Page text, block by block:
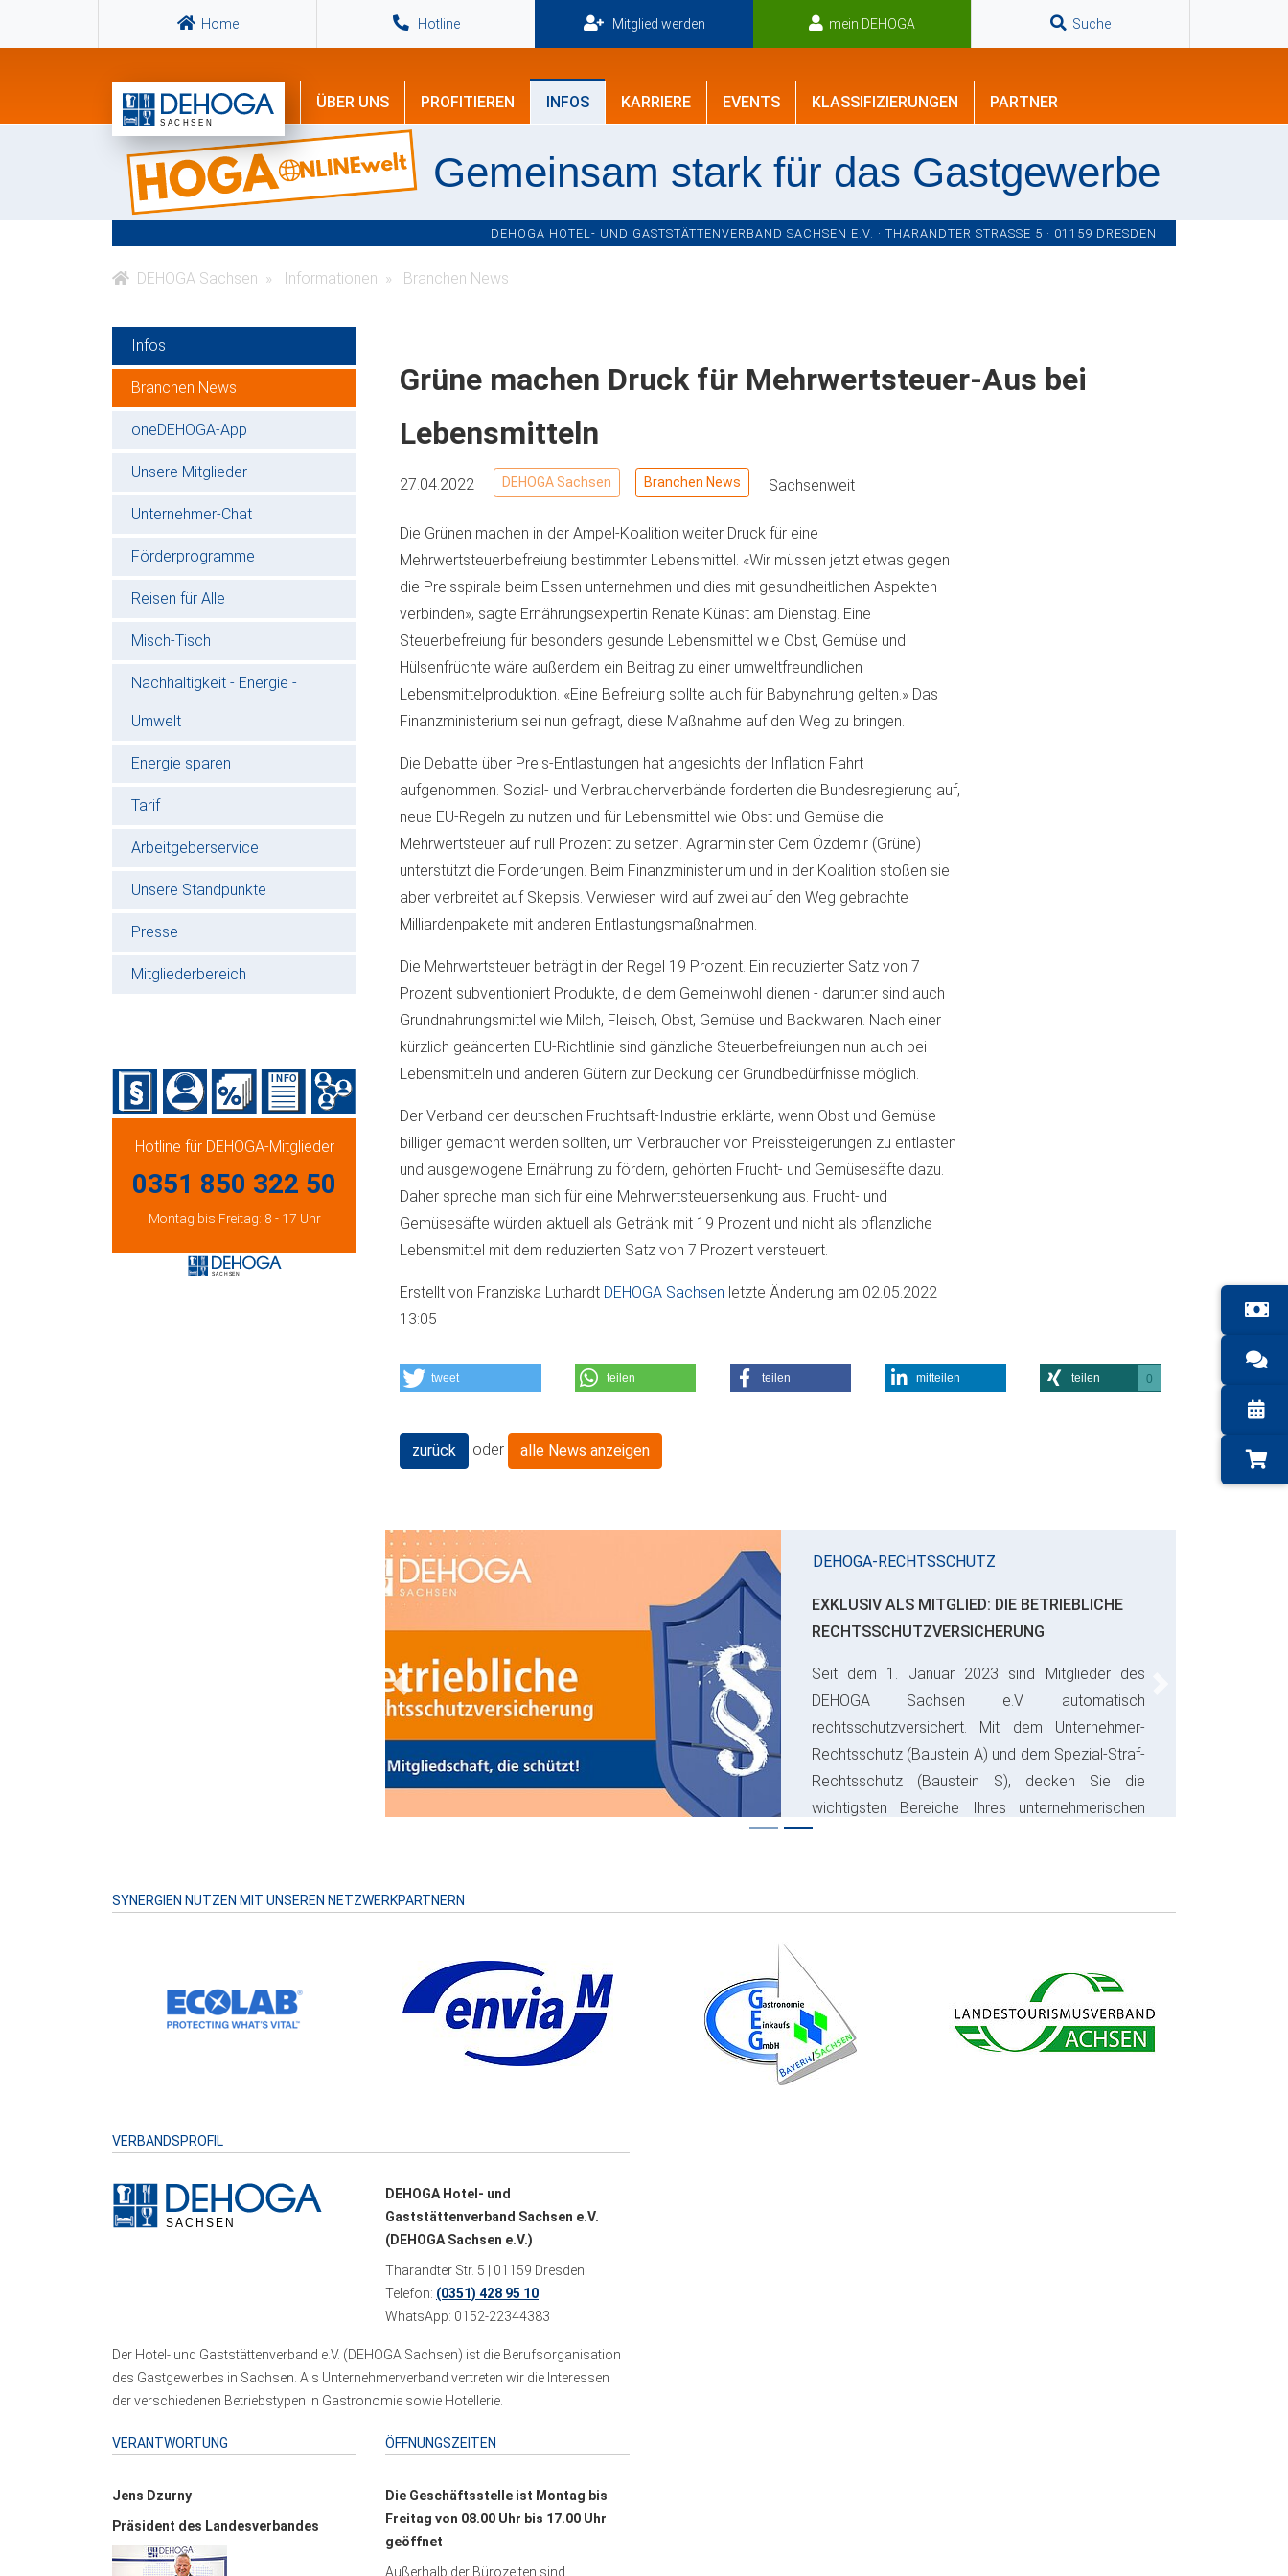
Home Hotline Mitglied werden mein DEHOGA Suche
ÜBER UNS PROFITIEREN INFOS KARRIERE EVENTS KLASSIFIZIERUNGEN PARTNER
Gemeinsam stark für das Gastgewerbe
DEHOGA HOTEL- UND GASTSTÄTTENVERBAND SACHSEN E.V. · THARANDTER STRASSE 5 · 01159 DRESDEN
DEHOGA Sachsen Informationen Branchen News
Infos
Branchen News
oneDEHOGA-App
Unsere Mitglieder
Unternehmer-Chat
Förderprogramme
Reisen für Alle
Misch-Tisch
Nachhaltigkeit - Energie -
Umwelt
Energie sparen
Tarif
Arbeitgeberservice
Unsere Standpunkte
Presse
Mitgliederbereich
Hotline für DEHOGA-Mitglieder
0351 850 322 50
Montag bis Freitag: 8 - 17 Uhr
Grüne machen Druck für Mehrwertsteuer-Aus bei
Lebensmitteln
27.04.2022 DEHOGA Sachsen Branchen News Sachsenweit
Die Grünen machen in der Ampel-Koalition weiter Druck für eine
Mehrwertsteuerbefreiung bestimmter Lebensmittel. «Wir müssen jetzt etwas gegen
die Preisspirale beim Essen unternehmen und dies mit gesundheitlichen Aspekten
verbinden», sagte Ernährungsexpertin Renate Künast am Dienstag. Eine
Steuerbefreiung für besonders gesunde Lebensmittel wie Obst, Gemüse und
Hülsenfrüchte wäre außerdem ein Beitrag zu einer umweltfreundlichen
Lebensmittelproduktion. «Eine Befreiung sollte auch für Babynahrung gelten.» Das
Finanzministerium sei nun gefragt, diese Maßnahme auf den Weg zu bringen.
Die Debatte über Preis-Entlastungen hat angesichts der Inflation Fahrt
aufgenommen. Sozial- und Verbraucherverbände forderten die Bundesregierung auf,
neue EU-Regeln zu nutzen und für Lebensmittel wie Obst und Gemüse die
Mehrwertsteuer auf null Prozent zu setzen. Agrarminister Cem Özdemir (Grüne)
unterstützt die Forderungen. Beim Finanzministerium und in der Koalition stoßen sie
aber verbreitet auf Skepsis. Verwiesen wird auf zwei auf den Weg gebrachte
Milliardenpakete mit anderen Entlastungsmaßnahmen.
Die Mehrwertsteuer beträgt in der Regel 19 Prozent. Ein reduzierter Satz von 7
Prozent subventioniert Produkte, die dem Gemeinwohl dienen - darunter sind auch
Grundnahrungsmittel wie Milch, Fleisch, Obst, Gemüse und Backwaren. Nach einer
kürzlich geänderten EU-Richtlinie sind gänzliche Steuerbefreiungen nun auch bei
Lebensmitteln und anderen Gütern zur Deckung der Grundbedürfnisse möglich.
Der Verband der deutschen Fruchtsaft-Industrie erklärte, wenn Obst und Gemüse
billiger gemacht werden sollten, um Verbraucher von Preissteigerungen zu entlasten
und ausgewogene Ernährung zu fördern, gehörten Frucht- und Gemüsesäfte dazu.
Daher spreche man sich für eine Mehrwertsteuersenkung aus. Frucht- und
Gemüsesäfte würden aktuell als Getränk mit 19 Prozent und nicht als pflanzliche
Lebensmittel mit dem reduzierten Satz von 7 Prozent versteuert.
Erstellt von Franziska Luthardt DEHOGA Sachsen letzte Änderung am 02.05.2022
13:05
tweet teilen teilen mitteilen teilen 0
zurück oder alle News anzeigen
DEHOGA-RECHTSSCHUTZ
EXKLUSIV ALS MITGLIED: DIE BETRIEBLICHE
RECHTSSCHUTZVERSICHERUNG
Seit dem 1. Januar 2023 sind Mitglieder des
DEHOGA Sachsen e.V. automatisch
rechtsschutzversichert. Mit dem Unternehmer-
Rechtsschutz (Baustein A) und dem Spezial-Straf-
Rechtsschutz (Baustein S), decken Sie die
wichtigsten Bereiche Ihres unternehmerischen
Risikos ab und sparen bares Geld.
Previous
SYNERGIEN NUTZEN MIT UNSEREN NETZWERKPARTNERN
VERBANDSPROFIL
DEHOGA Hotel- und
Gaststättenverband Sachsen e.V.
(DEHOGA Sachsen e.V.)
Tharandter Str. 5 | 01159 Dresden
Telefon: (0351) 428 95 10
WhatsApp: 0152-22344383
Der Hotel- und Gaststättenverband e.V. (DEHOGA Sachsen) ist die Berufsorganisation
des Gastgewerbes in Sachsen. Als Unternehmerverband vertreten wir die Interessen
der verschiedenen Betriebstypen in Gastronomie sowie Hotellerie.
VERANTWORTUNG
Jens Dzurny
Präsident des Landesverbandes
ÖFFNUNGSZEITEN
Die Geschäftsstelle ist Montag bis
Freitag von 08.00 Uhr bis 17.00 Uhr
geöffnet
Außerhalb der Bürozeiten sind